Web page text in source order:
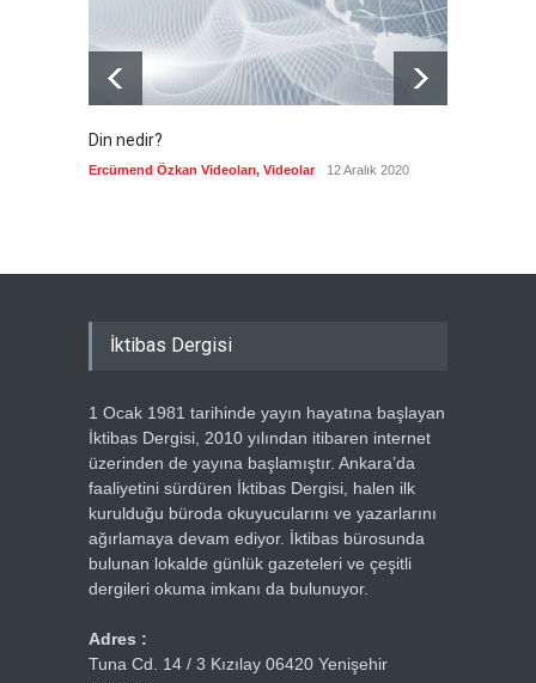
Din nedir?
Ercümend Özkan Videoları, Videolar 12 Aralık 2020
İktibas Dergisi
1 Ocak 1981 tarihinde yayın hayatına başlayan
İktibas Dergisi, 2010 yılından itibaren internet
üzerinden de yayına başlamıştır. Ankara’da
faaliyetini sürdüren İktibas Dergisi, halen ilk
kurulduğu büroda okuyucularını ve yazarlarını
ağırlamaya devam ediyor. İktibas bürosunda
bulunan lokalde günlük gazeteleri ve çeşitli
dergileri okuma imkanı da bulunuyor.
Adres :
Tuna Cd. 14 / 3 Kızılay 06420 Yenişehir